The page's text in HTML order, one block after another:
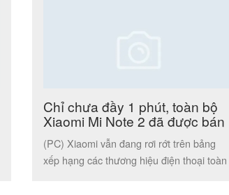
Chỉ chưa đầy 1 phút, toàn bộ
Xiaomi Mi Note 2 đã được bán
hết
(PC) Xiaomi vẫn đang rơi rớt trên bảng
xếp hạng các thương hiệu điện thoại toàn